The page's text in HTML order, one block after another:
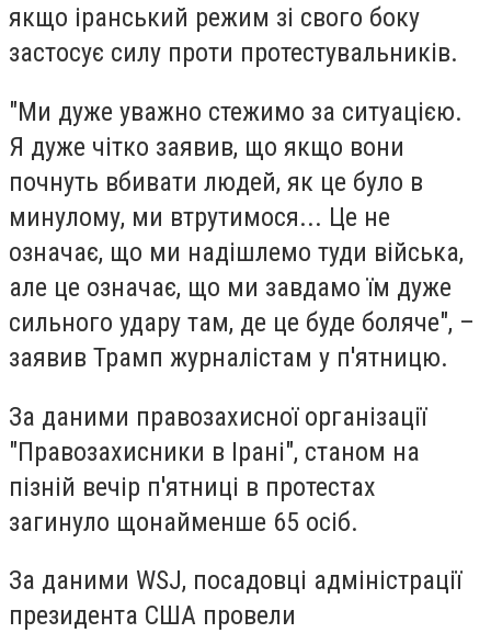
якщо іранський режим зі свого боку
застосує силу проти протестувальників.
"Ми дуже уважно стежимо за ситуацією.
Я дуже чітко заявив, що якщо вони
почнуть вбивати людей, як це було в
минулому, ми втрутимося... Це не
означає, що ми надішлемо туди війська,
але це означає, що ми завдамо їм дуже
сильного удару там, де це буде боляче", –
заявив Трамп журналістам у п'ятницю.
За даними правозахисної організації
"Правозахисники в Ірані", станом на
пізній вечір п'ятниці в протестах
загинуло щонайменше 65 осіб.
За даними WSJ, посадовці адміністрації
президента США провели